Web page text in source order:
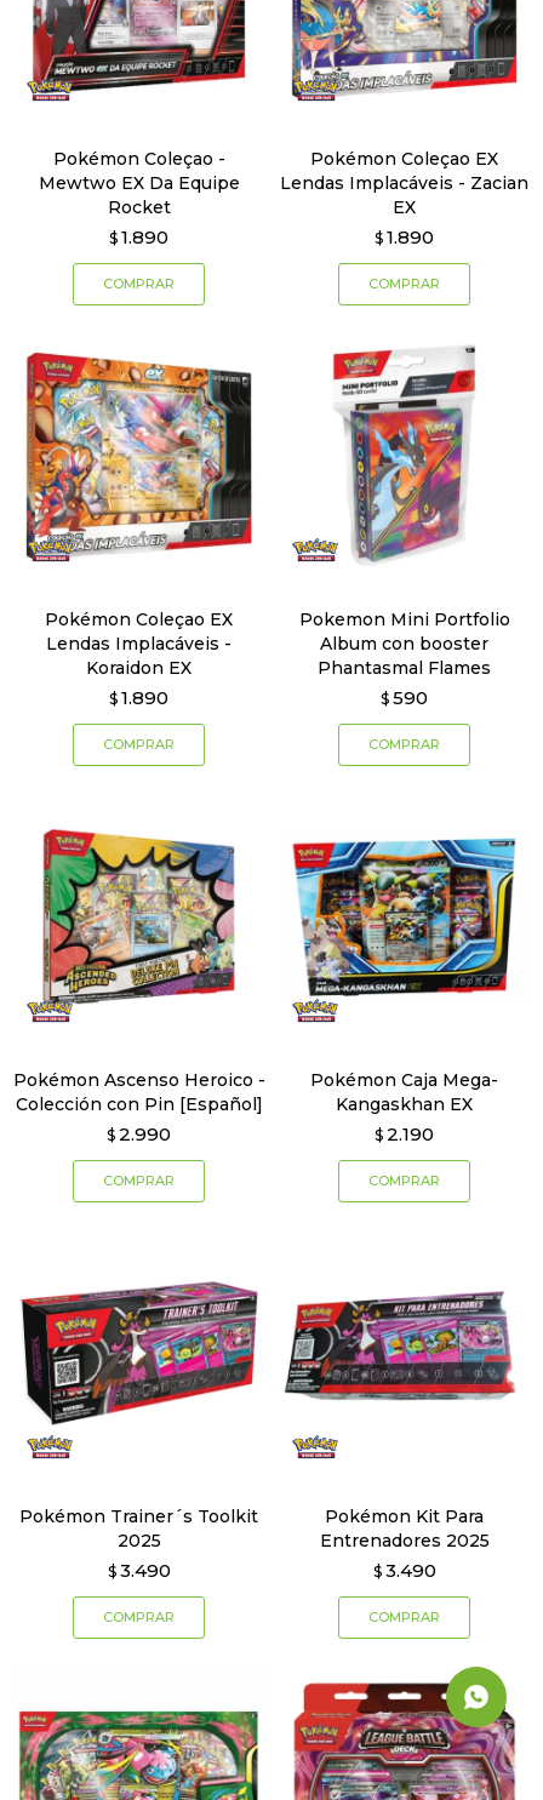
Pokémon Coleçao -
Mewtwo EX Da Equipe
Rocket
$ 1.890
Pokémon Coleçao EX
Lendas Implacáveis - Zacian
EX
$ 1.890
Pokémon Coleçao EX
Lendas Implacáveis -
Koraidon EX
$ 1.890
Pokemon Mini Portfolio
Album con booster
Phantasmal Flames
$ 590
Pokémon Ascenso Heroico -
Colección con Pin [Español]
$ 2.990
Pokémon Caja Mega-
Kangaskhan EX
$ 2.190
Pokémon Trainer´s Toolkit
2025
$ 3.490
Pokémon Kit Para
Entrenadores 2025
$ 3.490